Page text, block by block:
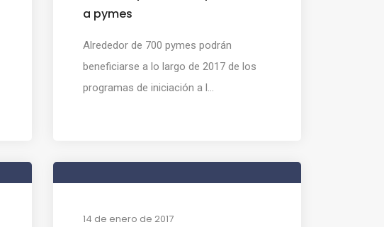
a pymes
Alrededor de 700 pymes podrán
beneficiarse a lo largo de 2017 de los
programas de iniciación a l...
14 de enero de 2017